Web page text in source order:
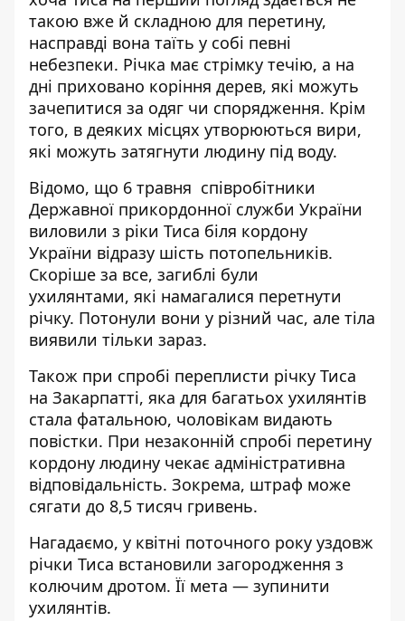
такою вже й складною для перетину,
насправді вона таїть у собі певні
небезпеки. Річка має стрімку течію, а на
дні приховано коріння дерев, які можуть
зачепитися за одяг чи спорядження. Крім
того, в деяких місцях утворюються вири,
які можуть затягнути людину під воду.
Відомо, що 6 травня співробітники
Державної прикордонної служби України
виловили з ріки Тиса біля кордону
України відразу шість потопельників.
Скоріше за все, загиблі були
ухилянтами, які намагалися перетнути
річку. Потонули вони у різний час, але тіла
виявили тільки зараз.
Також при спробі переплисти річку Тиса
на Закарпатті, яка для багатьох ухилянтів
стала фатальною, чоловікам видають
повістки. При незаконній спробі перетину
кордону людину чекає адміністративна
відповідальність. Зокрема, штраф може
сягати до 8,5 тисяч гривень.
Нагадаємо, у квітні поточного року уздовж
річки Тиса встановили загородження з
колючим дротом. Її мета — зупинити
ухилянтів.